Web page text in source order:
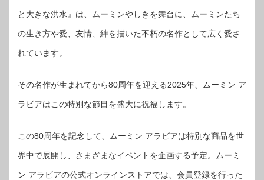
と大きな洪水』は、ムーミンやしきを舞台に、ムーミンたち
の生き方や愛、友情、絆を描いた不朽の名作として広く愛さ
れています。
その名作が生まれてから80周年を迎える2025年、ムーミン ア
ラビアはこの特別な節目を盛大に祝福します。
この80周年を記念して、ムーミン アラビアは特別な商品を世
界中で展開し、さまざまなイベントを企画する予定。ムーミ
ン アラビアの公式オンラインストアでは、会員登録を行った